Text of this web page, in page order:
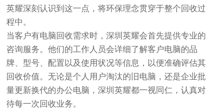
英耀深刻认识到这一点，将环保理念贯穿于整个回收过
程中。
当客户有电脑回收需求时，深圳英耀会首先提供专业的
咨询服务。他们的工作人员会详细了解客户电脑的品
牌、型号、配置以及使用状况等信息，以便准确评估其
回收价值。无论是个人用户淘汰的旧电脑，还是企业批
量更新换代的办公电脑，深圳英耀都一视同仁，认真对
待每一次回收业务。